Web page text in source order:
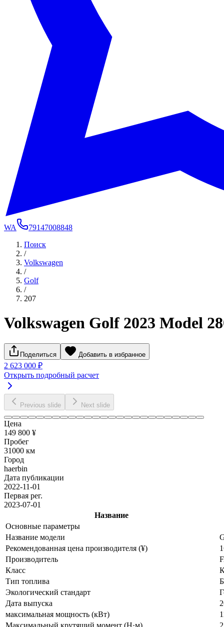
WA
79147008848
Поиск
/
Volkswagen
/
Golf
/
207
Volkswagen Golf 2023 Model
Поделиться Добавить в избранное
2 623 000 ₽
Открыть подробный расчет
Previous slide Next slide
Цена
149 800 ¥
Пробег
31000 км
Город
haerbin
Дата публикации
2022-11-01
Первая рег.
2023-07-01
Название
Основные параметры
Название модели
Рекомендованная цена производителя (¥)
Производитель
Класс
Тип топлива
Экологический стандарт
Дата выпуска
максимальная мощность (кВт)
Максимальный крутящий момент (Н·м)